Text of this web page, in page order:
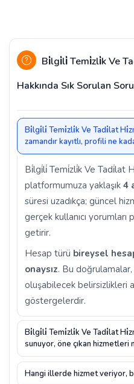
Bi̇lgi̇li̇ Temi̇zli̇k Ve
Hakkında Sık Sorulan
Bi̇lgi̇li̇ Temi̇zli̇k Ve Tadi̇lat
zamandır kayıtlı, profili ne
Bi̇lgi̇li̇ Temi̇zli̇k Ve Tadi̇lat
platformumuza yaklaşık 4
süresi uzadıkça; güncel
gerçek kullanıcı
getirir.
Hesap türü bireysel
onaysız. Bu
oluşabilecek belirsizlikleri
göstergelerdir.
Bi̇lgi̇li̇ Temi̇zli̇k Ve Tadi̇lat
sunuyor, öne çıkan hizmetleri
Hangi illerde hizmet veriyor,